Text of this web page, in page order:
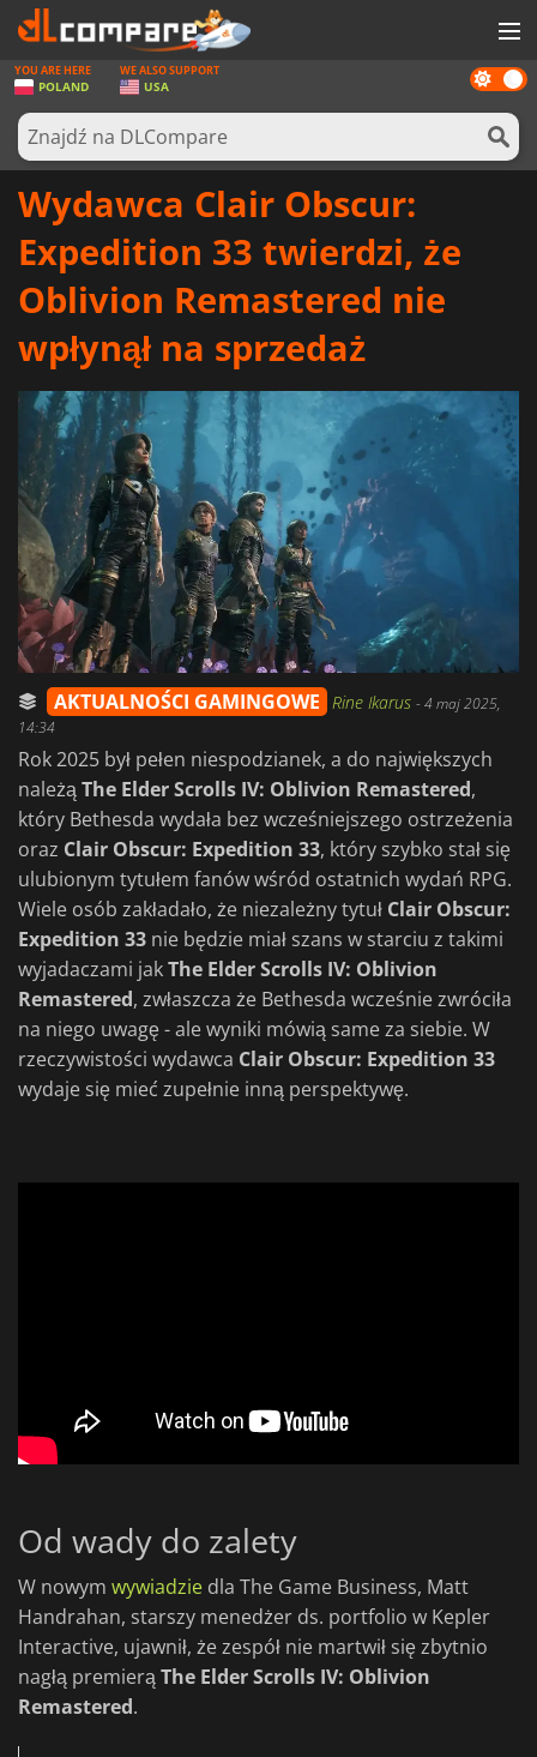
GRY
KARTY DO GIER
OPROGRAMOWANIE
REWARDS
SPRZĘT KOMPUTEROWY
ZALOGUJ SIĘ LUB ZAREJESTRUJ
Dark
mode
YOU ARE HERE
POLAND
WE ALSO SUPPORT
USA
Wydawca Clair Obscur:
Expedition 33 twierdzi, że
Oblivion Remastered nie
wpłynął na sprzedaż
AKTUALNOŚCI GAMINGOWE Rine Ikarus -4 maj 2025,
14:34
Rok 2025 był pełen niespodzianek, a do największych
należąThe Elder Scrolls IV: Oblivion Remastered,
który Bethesda wydała bez wcześniejszego ostrzeżenia
oraz Clair Obscur: Expedition 33, który szybko stał się
ulubionym tytułem fanów wśród ostatnich wydań RPG.
Wiele osób zakładało, że niezależny tytuł Clair Obscur:
Expedition 33 nie będzie miał szans w starciu z takimi
wyjadaczami jakThe Elder Scrolls IV: Oblivion
Remastered, zwłaszcza że Bethesda wcześnie zwróciła
na niego uwagę - ale wyniki mówią same za siebie. W
rzeczywistości wydawca Clair Obscur: Expedition 33
wydaje się mieć zupełnie inną perspektywę.
Od wady do zalety
W nowym wywiadzie dla The Game Business, Matt
Handrahan, starszy menedżer ds. portfolio w Kepler
Interactive, ujawnił, że zespół nie martwił się zbytnio
nagłą premierąThe Elder Scrolls IV: Oblivion
Remastered.